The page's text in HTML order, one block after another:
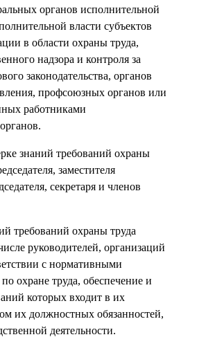
органов исполнительной
власти субъектов
в области охраны труда,
надзора и контроля за
законодательства, органов
профсоюзных органов или
работниками
знаний требований охраны
заместителя
секретаря и членов
требований охраны труда
руководителей, организаций
с нормативными
охране труда, обеспечение и
которых входит в их
их должностных обязанностей,
деятельности.